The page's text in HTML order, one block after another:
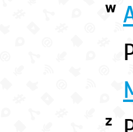
W
Z